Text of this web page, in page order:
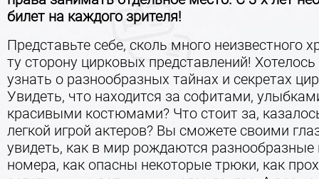
билет на каждого зрителя!
Представьте себе, сколь много неизвестного
ту сторону цирковых представлений!
узнать о разнообразных тайнах и секретах
Увидеть, что находится за софитами,
красивыми костюмами? Что стоит за,
легкой игрой актеров? Вы сможете своими
увидеть, как в мир рождаются
номера, как опасны некоторые трюки, как